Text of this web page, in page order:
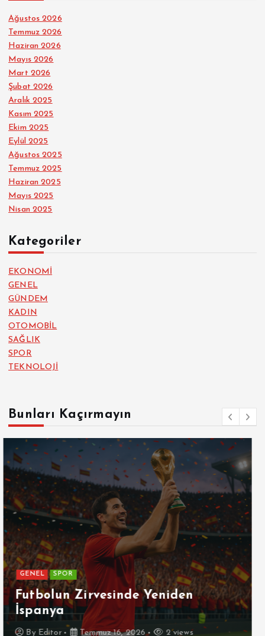
Ağustos 2026
Temmuz 2026
Haziran 2026
Mayıs 2026
Mart 2026
Şubat 2026
Aralık 2025
Kasım 2025
Ekim 2025
Eylül 2025
Ağustos 2025
Temmuz 2025
Haziran 2025
Mayıs 2025
Nisan 2025
Kategoriler
EKONOMİ
GENEL
GÜNDEM
KADIN
OTOMOBİL
SAĞLIK
SPOR
TEKNOLOJİ
Bunları Kaçırmayın
GENEL
Patetik Nedir ?
ByEditor Temmuz 7, 2026 5 views